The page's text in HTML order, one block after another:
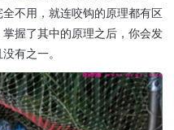
不用，就连咬钩的原理都有区
握了其中的原理之后，你会发
有之一。